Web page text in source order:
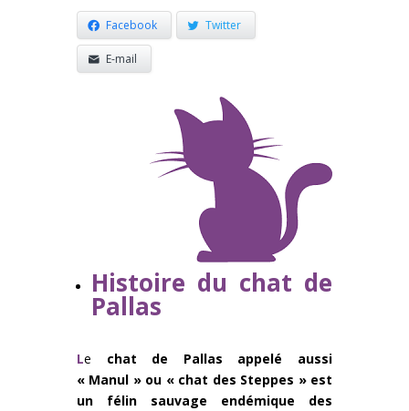
Facebook Twitter
E-mail
Histoire du chat de
Pallas
Le chat de Pallas appelé aussi
« Manul » ou « chat des Steppes » est
un félin sauvage endémique des